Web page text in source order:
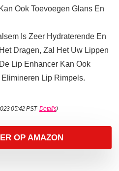
Ook Toevoegen Glans En
Is Zeer Hydraterende En
Dragen, Zal Het Uw Lippen
Lip Enhancer Kan Ook
Lip Rimpels.
05:42 PST-Details)
OP AMAZON